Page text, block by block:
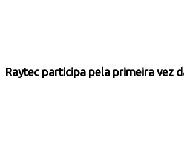
Raytec participa pela primeira vez